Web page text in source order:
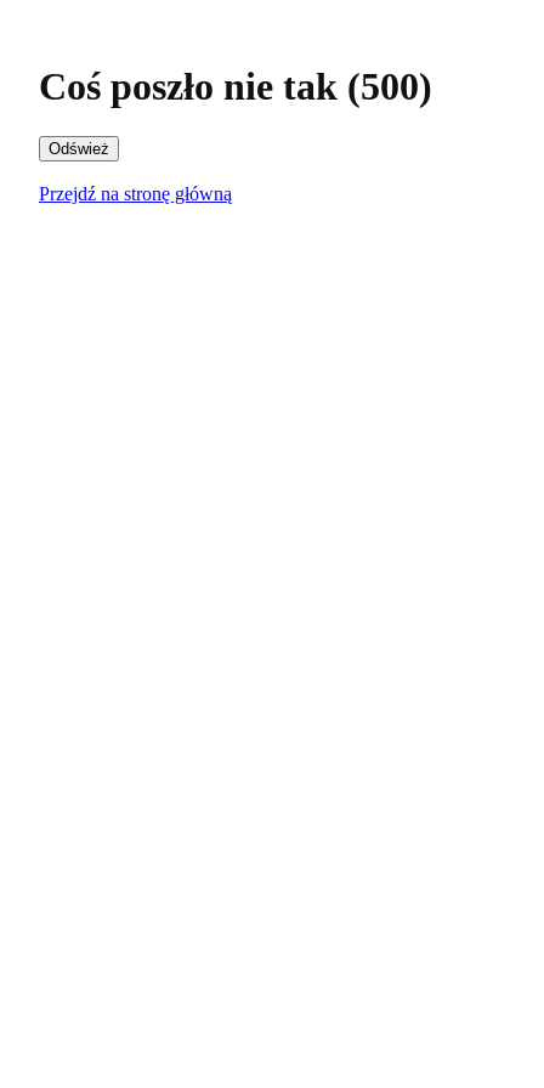
Coś poszło nie tak (500)
Odśwież
Przejdź na stronę główną